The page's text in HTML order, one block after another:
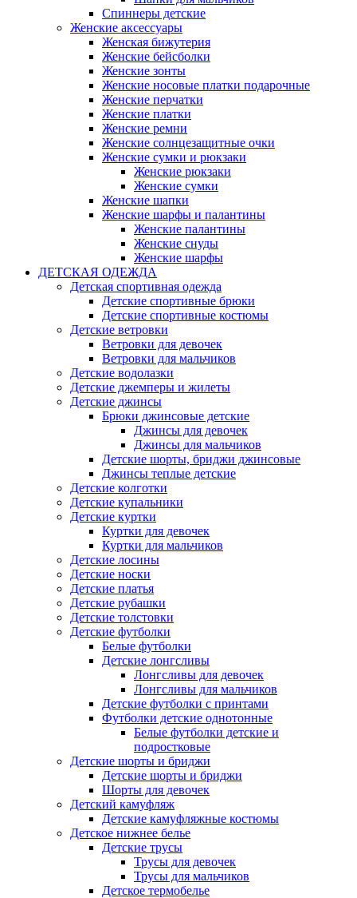
Спиннеры детские
Женские аксессуары
Женская бижутерия
Женские бейсболки
Женские зонты
Женские носовые платки подарочные
Женские перчатки
Женские платки
Женские ремни
Женские солнцезащитные очки
Женские сумки и рюкзаки
Женские рюкзаки
Женские сумки
Женские шапки
Женские шарфы и палантины
Женские палантины
Женские снуды
Женские шарфы
ДЕТСКАЯ ОДЕЖДА
Детская спортивная одежда
Детские спортивные брюки
Детские спортивные костюмы
Детские ветровки
Ветровки для девочек
Ветровки для мальчиков
Детские водолазки
Детские джемперы и жилеты
Детские джинсы
Брюки джинсовые детские
Джинсы для девочек
Джинсы для мальчиков
Детские шорты, бриджи джинсовые
Джинсы теплые детские
Детские колготки
Детские купальники
Детские куртки
Куртки для девочек
Куртки для мальчиков
Детские лосины
Детские носки
Детские платья
Детские рубашки
Детские толстовки
Детские футболки
Белые футболки
Детские лонгсливы
Лонгсливы для девочек
Лонгсливы для мальчиков
Детские футболки с принтами
Футболки детские однотонные
Белые футболки детские и
подростковые
Детские шорты и бриджи
Детские шорты и бриджи
Шорты для девочек
Детский камуфляж
Детские камуфляжные костюмы
Детское нижнее белье
Детские трусы
Трусы для девочек
Трусы для мальчиков
Детское термобелье